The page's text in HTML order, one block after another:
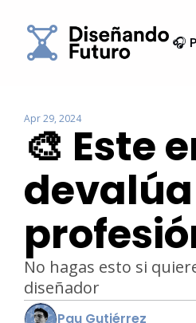
🎧
Apr 29, 2024
🎨 Este
No hagas esto si
diseñador
Pau Gutiérrez